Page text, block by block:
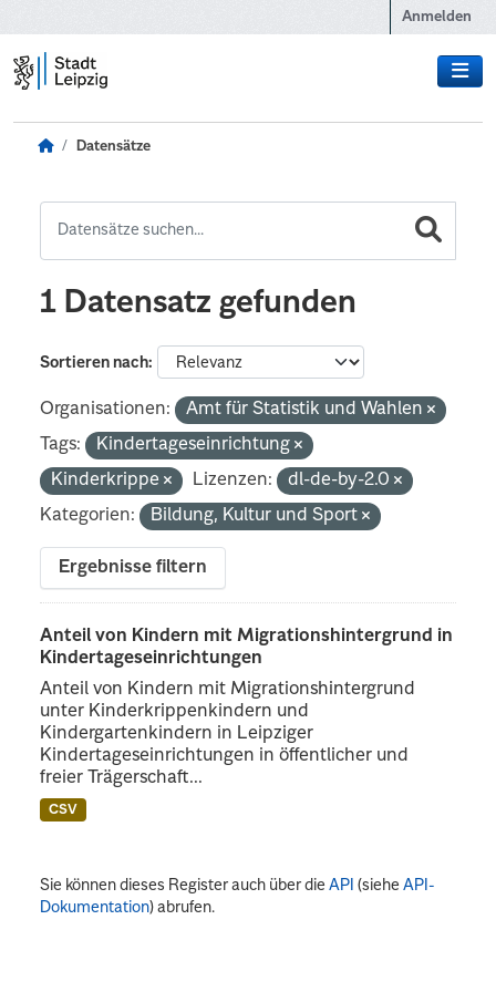
Anmelden
Datensätze
1 Datensatz gefunden
Sortieren nach
Organisationen:
Amt für Statistik und Wahlen
Tags:
Kindertageseinrichtung
Kinderkrippe
Lizenzen:
dl-de-by-2.0
Kategorien:
Bildung, Kultur und Sport
Ergebnisse filtern
Anteil von Kindern mit Migrationshintergrund in
Kindertageseinrichtungen
Anteil von Kindern mit Migrationshintergrund
unter Kinderkrippenkindern und
Kindergartenkindern in Leipziger
Kindertageseinrichtungen in öffentlicher und
freier Trägerschaft...
CSV
Sie können dieses Register auch über dieAPI (sieheAPI-
Dokumentation) abrufen.